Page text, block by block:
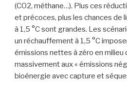
(CO2, méthane…). Plus ces
et précoces, plus les chances de
à 1,5 °C sont grandes. Les
un réchauffement à 1,5 °C
émissions nettes à zéro en milieu
massivement aux « émissions
bioénergie avec capture et